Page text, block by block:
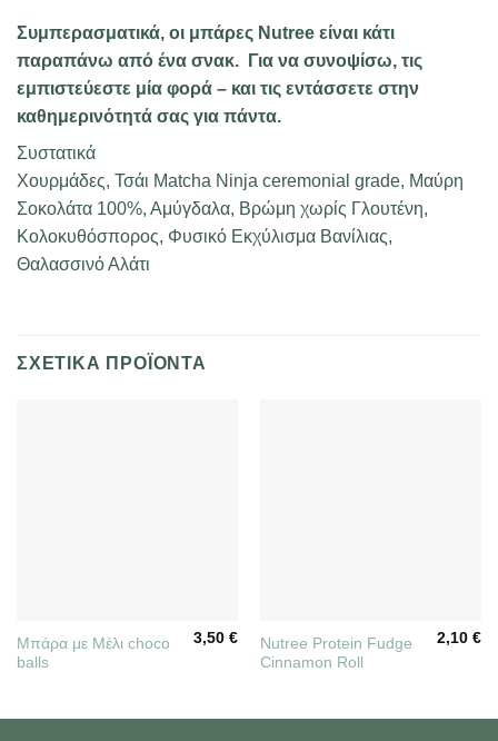
Συμπερασματικά, οι μπάρες Nutree είναι κάτι
παραπάνω από ένα σνακ. Για να συνοψίσω, τις
εμπιστεύεστε μία φορά – και τις εντάσσετε στην
καθημερινότητά σας για πάντα.
Συστατικά
Xoυρμάδες, Τσάι Μatcha Ninja ceremonial grade, Μαύρη
Σοκολάτα 100%, Αμύγδαλα, Βρώμη χωρίς Γλουτένη,
Κολοκυθόσπορος, Φυσικό Εκχύλισμα Βανίλιας,
Θαλασσινό Αλάτι
ΣΧΕΤΙΚΆ ΠΡΟΪΌΝΤΑ
Μπάρα με Μέλι choco
balls
3,50€
Nutree Protein Fudge
Cinnamon Roll
2,10€